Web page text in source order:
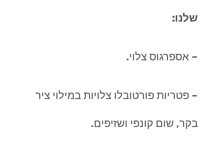
שלנו:
– אספרגוס צלוי.
– פטריות פורטובלו צלויות במילוי ציר
בקר, שום קונפי ושזיפים.